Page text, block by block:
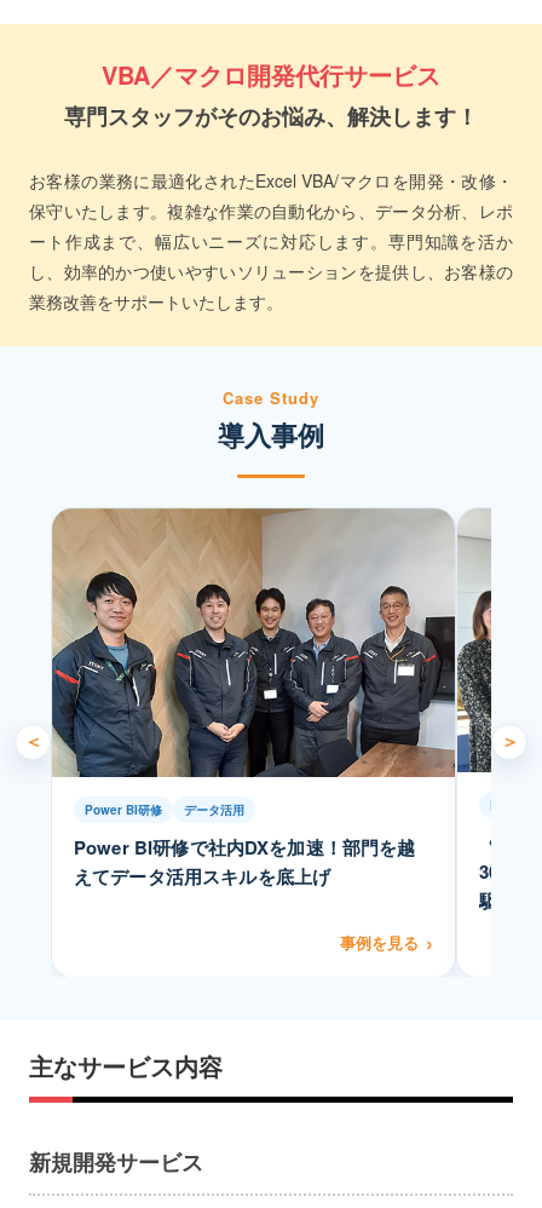
VBA／マクロ開発代行サービス
専門スタッフがそのお悩み、解決します！
お客様の業務に最適化されたExcel VBA/マクロを開発・改修・
保守いたします。複雑な作業の自動化から、データ分析、レポ
ート作成まで、幅広いニーズに対応します。専門知識を活か
し、効率的かつ使いやすいソリューションを提供し、お客様の
業務改善をサポートいたします。
Case Study
導入事例
＜
Power BI研修 データ活用
Power BI研修で社内DXを加速！部門を越
えてデータ活用スキルを底上げ
事例を見る
Excel
《業
30％
駆使し
＞
主なサービス内容
新規開発サービス